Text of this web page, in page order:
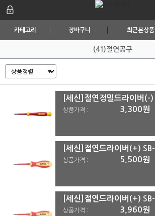
카테고리 장바구니 최근본상품
(41)절연공구
상품가격 : 3,300원
상품가격 : 5,500원
상품가격 : 3,960원